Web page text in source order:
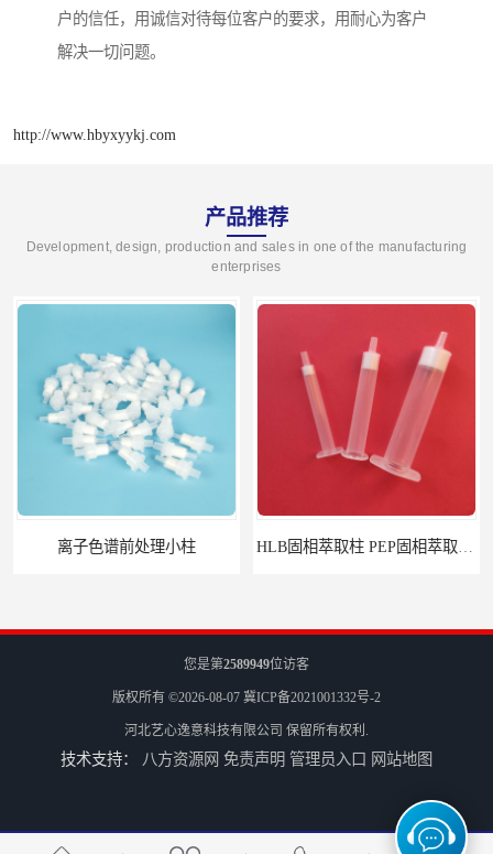
户的信任，用诚信对待每位客户的要求，用耐心为客户
解决一切问题。
http://www.hbyxyykj.com
产品推荐
Development, design, production and sales in one of the manufacturing
enterprises
离子色谱前处理小柱​
您是第2589949位访客
版权所有 ©2026-08-07 冀ICP备2021001332号-2
河北艺心逸意科技有限公司 保留所有权利.
技术支持： 八方资源网 免责声明 管理员入口 网站地图